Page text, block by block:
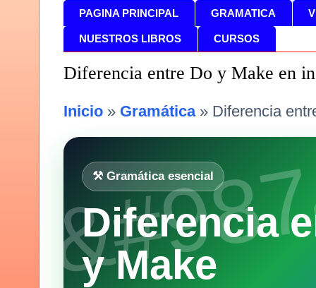
PAGINA PRINCIPAL GRAMATICA
NUESTROS LIBROS CURSOS
Diferencia entre Do y Make en
Inicio » Gramática» Diferencia
⚒️ Gramática esencial
Diferencia
y Make